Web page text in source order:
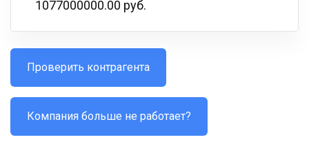
1077000000.00 руб.
Проверить контрагента
Компания больше не работает?